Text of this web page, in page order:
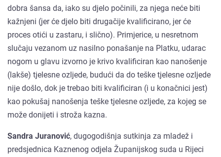
dobra šansa da, iako su djelo počinili, za njega neće biti
kažnjeni (jer će djelo biti drugačije kvalificirano, jer će
proces otići u zastaru, i slično). Primjerice, u nesretnom
slučaju vezanom uz nasilno ponašanje na Platku, udarac
nogom u glavu izvorno je krivo kvalificiran kao nanošenje
(lakše) tjelesne ozljede, budući da do teške tjelesne ozljede
nije došlo, dok je trebao biti kvalificiran (i u konačnici jest)
kao pokušaj nanošenja teške tjelesne ozljede, za kojeg se
može donijeti i stroža kazna.
Sandra Juranović, dugogodišnja sutkinja za mladež i
predsjednica Kaznenog odjela Županijskog suda u Rijeci